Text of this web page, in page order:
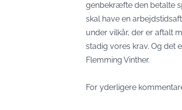
genbekræfte den betalte
skal have en
under vilkår, der er aftalt
stadig vores krav. Og det
Flemming Vinther.
For yderligere